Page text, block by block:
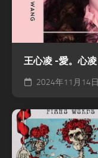
王心凌 -愛。心凌
2024年11月14日